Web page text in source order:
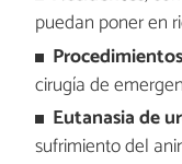
puedan poner en
cirugía de
Eutanasia de
sufrimiento del